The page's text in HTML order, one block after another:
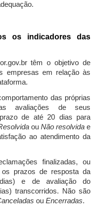
os indicadores das
têm o objetivo de
empresas em relação às
das próprias
avaliações de seus
de até 20 dias para
ou Não resolvida e
ao atendimento da
finalizadas, ou
prazos de resposta da
e de avaliação do
transcorridos. Não são
ou Encerradas.